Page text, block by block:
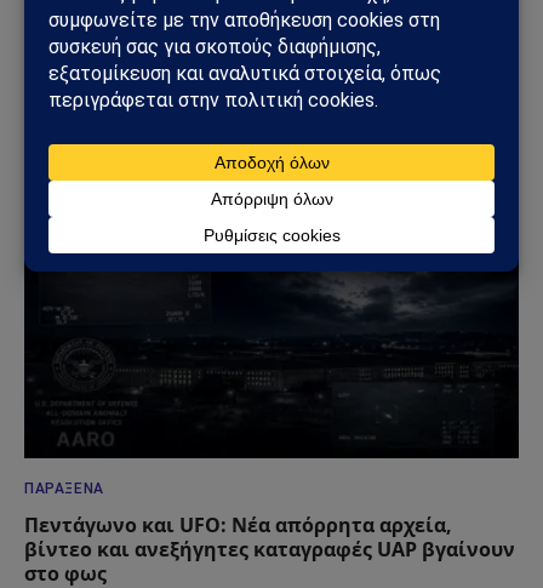
που επηρεάζουν την Ελλάδα και τον ευρύτερο ελληνισμό.
ΠΑΡΆΞΕΝΑ
Πεντάγωνο και UFO: Νέα απόρρητα αρχεία,
βίντεο και ανεξήγητες καταγραφές UAP βγαίνουν
στο φως